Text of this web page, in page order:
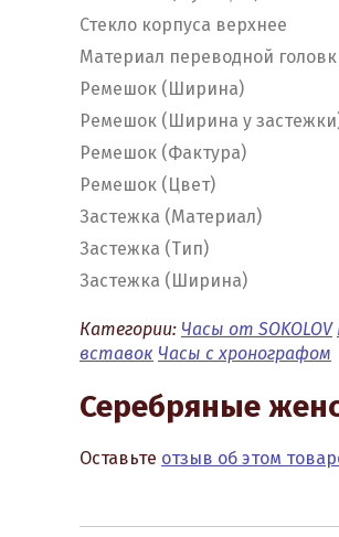
Стекло корпуса верхнее
Материал переводной
Ремешок (Ширина)
Ремешок (Ширина у
Ремешок (Фактура)
Ремешок (Цвет)
Застежка (Материал)
Застежка (Тип)
Застежка (Ширина)
Категории: Часы от SOKOLOV
вставок Часы с хронографом
Серебряные
Оставьте отзыв об этом